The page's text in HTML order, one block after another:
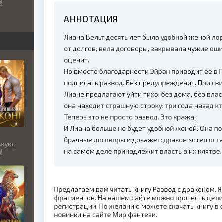
АННОТАЦИЯ
Лиана Вельт десять лет была удобной женой
от долгов, вела договоры, закрывала чужие
оценит.
Но вместо благодарности Эйран приводит её в
подписать развод. Без предупреждения. При
Лиане предлагают уйти тихо: без дома, без
она находит страшную строку: три года назад
Теперь это не просто развод. Это кража.
И Лиана больше не будет удобной женой. Она
брачные договоры и докажет: дракон хотел
на самом деле принадлежит власть в их клятве.
Предлагаем вам читать книгу Развод с драконом.
фрагментов. На нашем сайте можно прочесть
регистрации. По желанию можете скачать книгу в
новинки на сайте Мир фэнтези.